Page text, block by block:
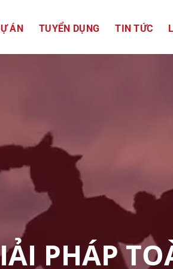
ÁN TUYỂN DỤNG TIN TỨC
PHÁP